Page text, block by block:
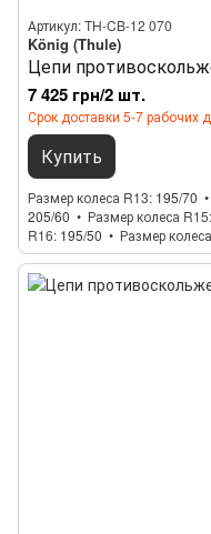
Артикул: TH-CB-12 070
König (Thule)
Цепи
7 425 грн/2 шт.
Срок доставки 5-7 рабочих
Купить
Размер колеса R13 195/70
205/60
Размер колеса R15
R16 195/50 Размер